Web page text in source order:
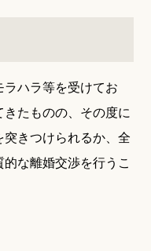
ハラ等を受けてお
たものの、その度に
きつけられるか、全
な離婚交渉を行うこ